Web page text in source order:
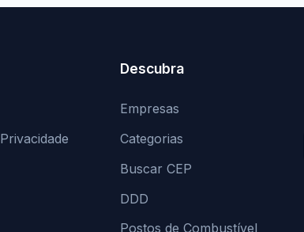
Descubra
Empresas
Categorias
Buscar CEP
DDD
Postos de Combustível